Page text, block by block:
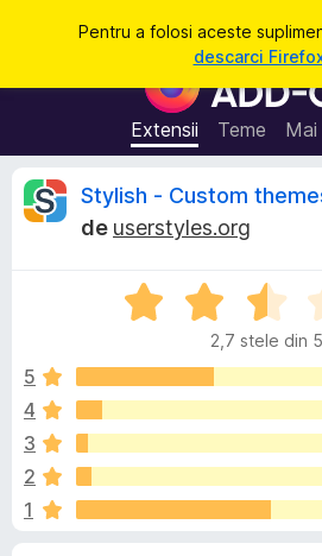
Pentru a folosi aceste
descarci
S
u
p
l
i
e
p
e
t
r
u
F
Extensii Teme
u
R
e
n
z
Stylish - Custom
de userstyles.org
E
l
a
(
)
2,7 stele din 5
5
4
3
2
1